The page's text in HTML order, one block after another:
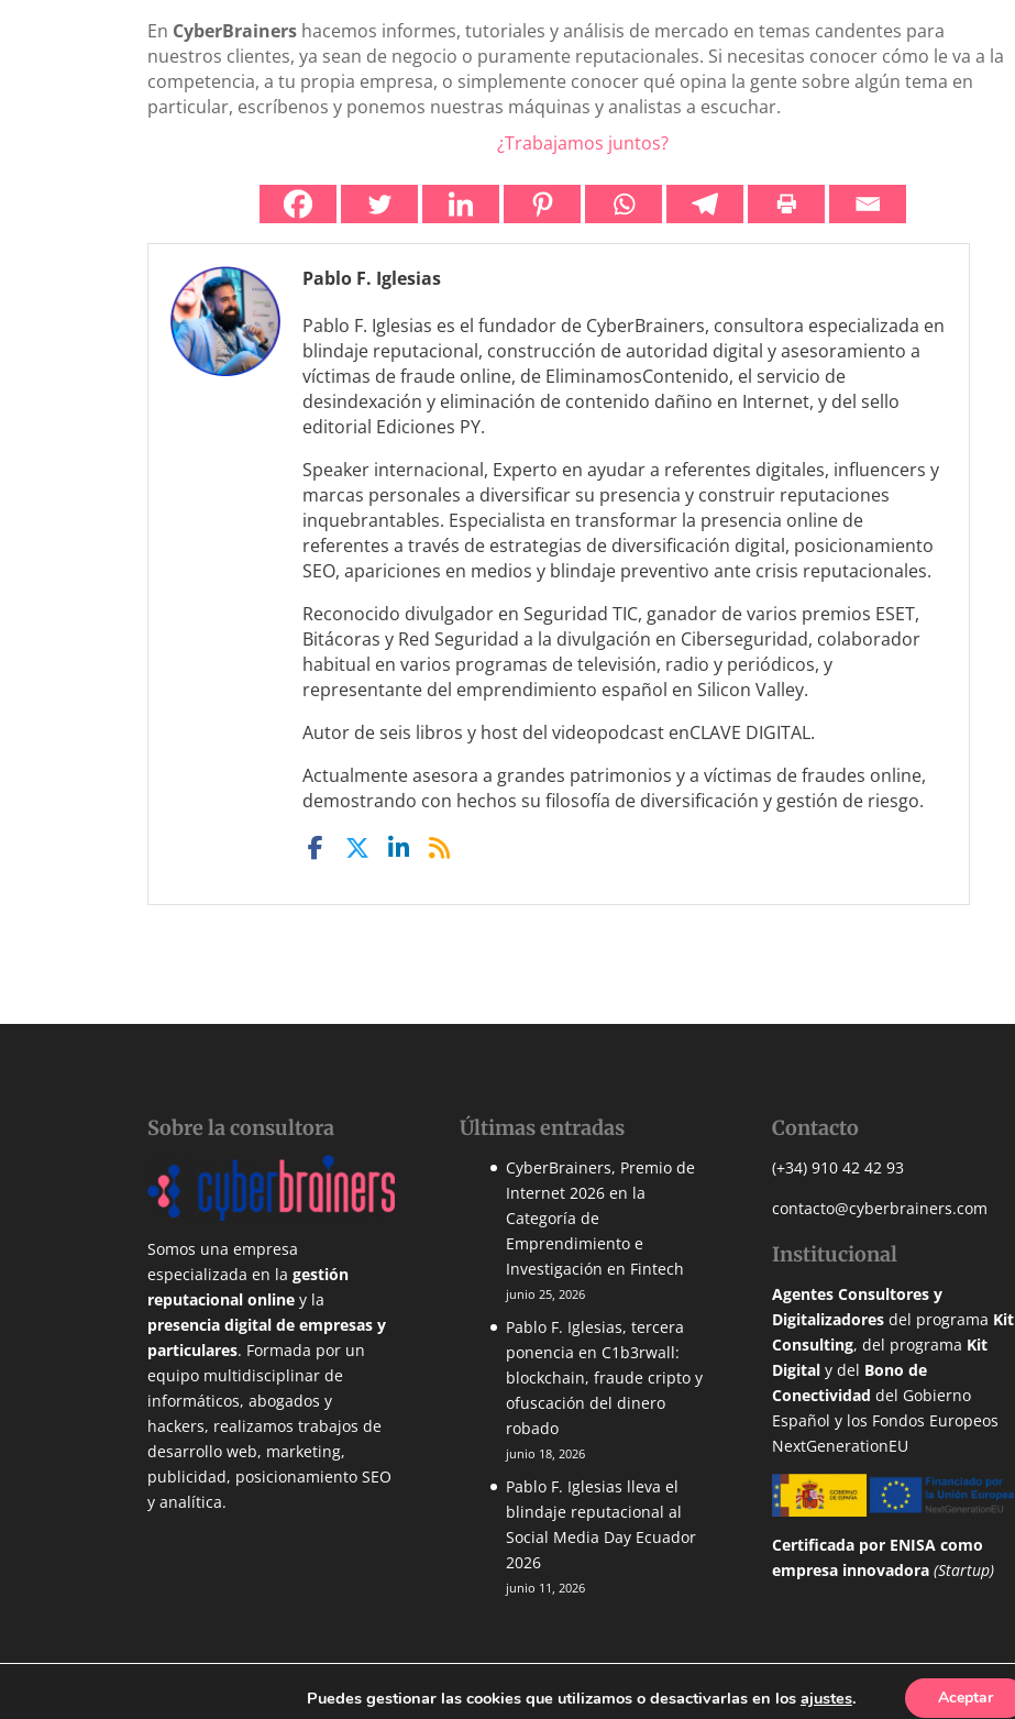
En CyberBrainers hacemos informes, tutoriales y análisis de mercado en temas candentes para
nuestros clientes, ya sean de negocio o puramente reputacionales. Si necesitas conocer cómo le va a la
competencia, a tu propia empresa, o simplemente conocer qué opina la gente sobre algún tema en
particular, escríbenos y ponemos nuestras máquinas y analistas a escuchar.
¿Trabajamos juntos?
Pablo F. Iglesias
Pablo F. Iglesias es el fundador de CyberBrainers, consultora especializada en
blindaje reputacional, construcción de autoridad digital y asesoramiento a
víctimas de fraude online, de EliminamosContenido, el servicio de
desindexación y eliminación de contenido dañino en Internet, y del sello
editorial Ediciones PY.
Speaker internacional, Experto en ayudar a referentes digitales, influencers y
marcas personales a diversificar su presencia y construir reputaciones
inquebrantables. Especialista en transformar la presencia online de
referentes a través de estrategias de diversificación digital, posicionamiento
SEO, apariciones en medios y blindaje preventivo ante crisis reputacionales.
Reconocido divulgador en Seguridad TIC, ganador de varios premios ESET,
Bitácoras y Red Seguridad a la divulgación en Ciberseguridad, colaborador
habitual en varios programas de televisión, radio y periódicos, y
representante del emprendimiento español en Silicon Valley.
Autor de seis libros y host del videopodcast enCLAVE DIGITAL.
Actualmente asesora a grandes patrimonios y a víctimas de fraudes online,
demostrando con hechos su filosofía de diversificación y gestión de riesgo.
Sobre la consultora
Somos una empresa
especializada en lagestión
reputacional online y la
presencia digital de empresas y
particulares. Formada por un
equipo multidisciplinar de
informáticos, abogados y
hackers, realizamos trabajos de
desarrollo web, marketing,
publicidad, posicionamiento SEO
y analítica.
Últimas entradas
CyberBrainers, Premio de
Internet 2026 en la
Categoría de
Emprendimiento e
Investigación en Fintech
junio 25, 2026
Pablo F. Iglesias, tercera
ponencia en C1b3rwall:
blockchain, fraude cripto y
ofuscación del dinero
robado
junio 18, 2026
Pablo F. Iglesias lleva el
blindaje reputacional al
Social Media Day Ecuador
2026
junio 11, 2026
Contacto
(+34) 910 42 42 93
contacto@cyberbrainers.com
Institucional
Agentes Consultores y
Digitalizadoresdel programa Kit
Consulting, del programa Kit
Digitaly del Bono de
Conectividad del Gobierno
Español y los Fondos Europeos
NextGenerationEU
Certificada por ENISAcomo
empresa innovadora (Startup)
@2025 CyberBrainers Solutions S.L.Aviso Legal·Política de Privacidad·Aviso de Cookies
Puedes gestionar las cookies que utilizamos o desactivarlas en los ajustes. Aceptar